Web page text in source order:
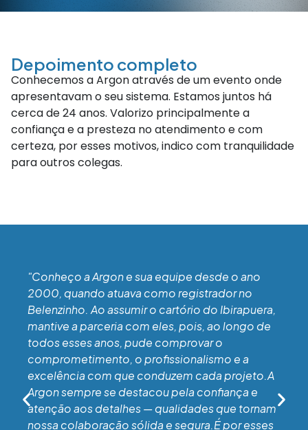
Depoimento completo
Conhecemos a Argon através de um evento onde
apresentavam o seu sistema. Estamos juntos há
cerca de 24 anos. Valorizo principalmente a
confiança e a presteza no atendimento e com
certeza, por esses motivos, indico com tranquilidade
para outros colegas.
"Conheço a Argon e sua equipe desde o ano
2000, quando atuava como registrador no
Belenzinho. Ao assumir o cartório do Ibirapuera,
mantive a parceria com eles, pois, ao longo de
todos esses anos, pude comprovar o
comprometimento, o profissionalismo e a
excelência com que conduzem cada projeto.A
Argon sempre se destacou pela confiança e
atenção aos detalhes — qualidades que tornam
nossa colaboração sólida e segura.É por esses